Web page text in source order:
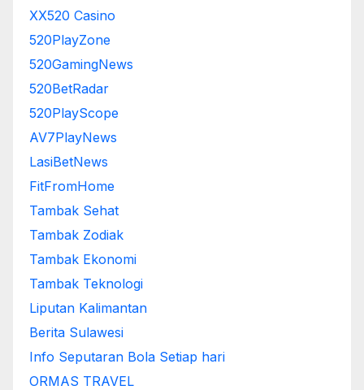
XX520 Casino
520PlayZone
520GamingNews
520BetRadar
520PlayScope
AV7PlayNews
LasiBetNews
FitFromHome
Tambak Sehat
Tambak Zodiak
Tambak Ekonomi
Tambak Teknologi
Liputan Kalimantan
Berita Sulawesi
Info Seputaran Bola Setiap hari
ORMAS TRAVEL